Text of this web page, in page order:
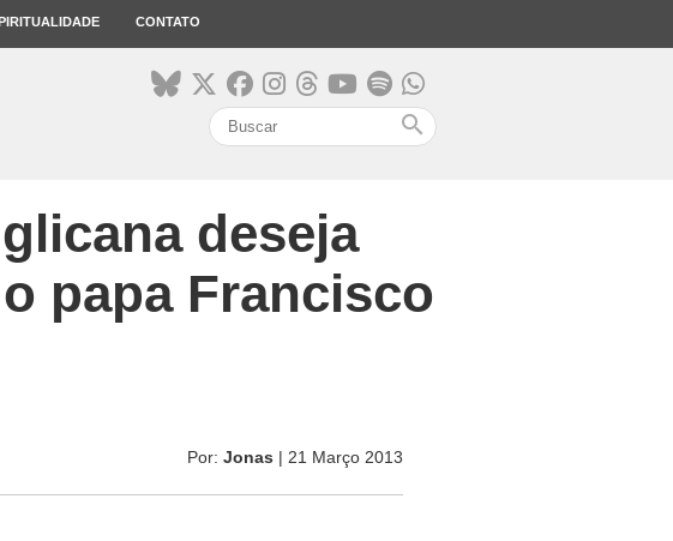
CONTATO
search
deseja
papa Francisco
Por: Jonas | 21 Março 2013